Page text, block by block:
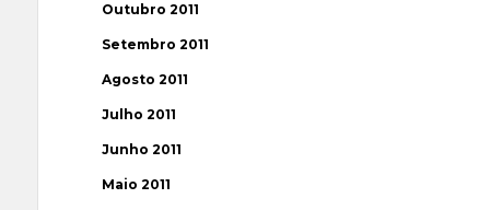
Outubro 2011
Setembro 2011
Agosto 2011
Julho 2011
Junho 2011
Maio 2011